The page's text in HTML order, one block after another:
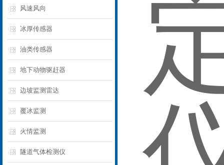
风速风向
冰厚传感器
油类传感器
地下动物驱赶器
边坡监测雷达
覆冰监测
火情监测
隧道气体检测仪